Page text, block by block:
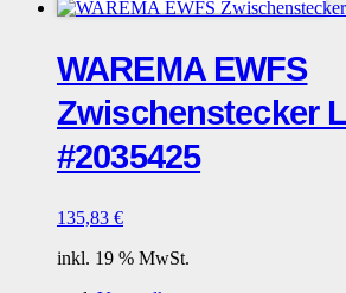
WAREMA EWFS
Zwischenstecker
#2035425
135,83 €
inkl. 19 % MwSt.